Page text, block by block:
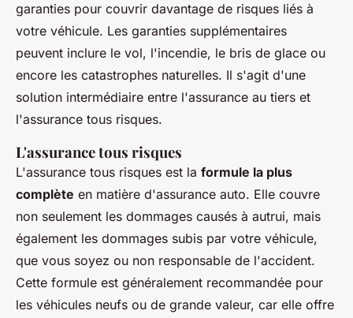
garanties pour couvrir davantage de risques liés à
votre véhicule. Les garanties supplémentaires
peuvent inclure le vol, l'incendie, le bris de glace ou
encore les catastrophes naturelles. Il s'agit d'une
solution intermédiaire entre l'assurance au tiers et
l'assurance tous risques.
L'assurance tous risques
L'assurance tous risques est la formule la plus
complète en matière d'assurance auto. Elle couvre
non seulement les dommages causés à autrui, mais
également les dommages subis par votre véhicule,
que vous soyez ou non responsable de l'accident.
Cette formule est généralement recommandée pour
les véhicules neufs ou de grande valeur, car elle offre